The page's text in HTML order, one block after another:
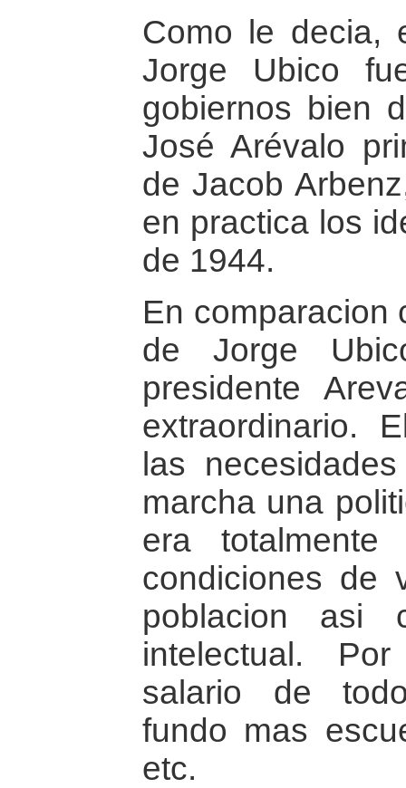
Como le decia,
Jorge Ubico
gobiernos bien
José Arévalo
de Jacob
en practica los
de 1944.
En comparacion
de Jorge
presidente
extraordinario.
las
marcha una
era
condiciones de
poblacion asi
intelectual.
salario de
fundo mas
etc.